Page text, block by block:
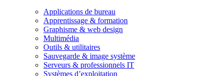
Applications de bureau
Apprentissage & formation
Graphisme & web design
Multimédia
Outils & utilitaires
Sauvegarde & image système
Serveurs & professionnels IT
Systèmes d’exploitation